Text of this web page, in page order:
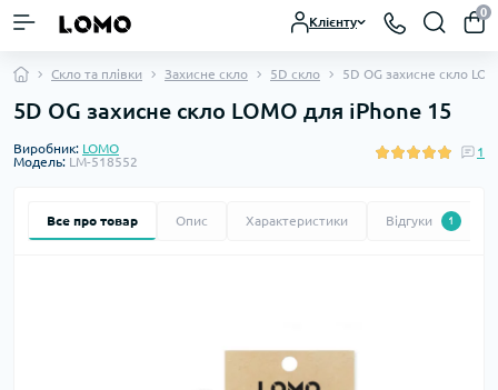
Клієнту
0
Скло та плівки Захисне скло 5D скло 5D OG захисне скло
5D OG захисне скло LOMO для iPhone 15
Виробник: LOMO
Модель: LM-518552
1
Все про товар Опис Характеристики Відгуки 1